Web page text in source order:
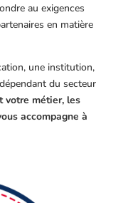
au exigences
en matière
une institution,
du secteur
votre métier, les
accompagne à